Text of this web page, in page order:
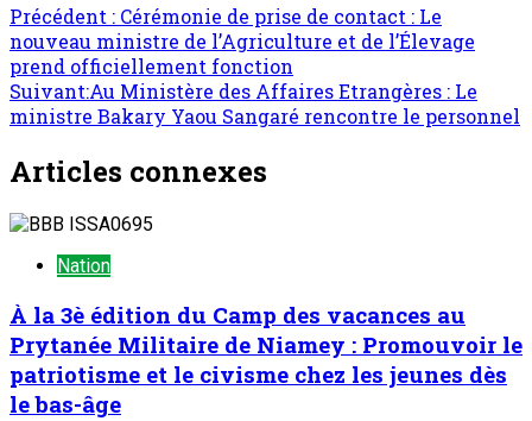
Navigation
d’article
Précédent : Cérémonie de prise de contact : Le
nouveau ministre de l’Agriculture et de l’Élevage
prend officiellement fonction
Suivant:Au Ministère des Affaires Etrangères : Le
ministre Bakary Yaou Sangaré rencontre le personnel
Articles connexes
Nation
À la 3è édition du Camp des vacances au
Prytanée Militaire de Niamey : Promouvoir le
patriotisme et le civisme chez les jeunes dès
le bas-âge